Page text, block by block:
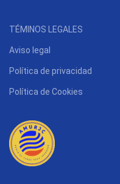
TÉMINOS LEGALES
Aviso legal
Política de privacidad
Política de Cookies